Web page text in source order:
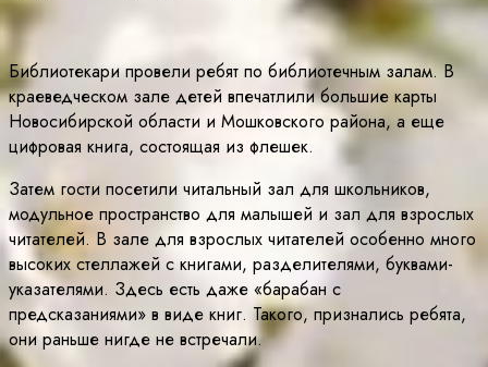
Библиотекари провели ребят по библиотечным залам. В
краеведческом зале детей впечатлили большие карты
Новосибирской области и Мошковского района, а еще
цифровая книга, состоящая из флешек.
Затем гости посетили читальный зал для школьников,
модульное пространство для малышей и зал для взрослых
читателей. В зале для взрослых читателей особенно много
высоких стеллажей с книгами, разделителями, буквами-
указателями. Здесь есть даже «барабан с
предсказаниями» в виде книг. Такого, признались ребята,
они раньше нигде не встречали.